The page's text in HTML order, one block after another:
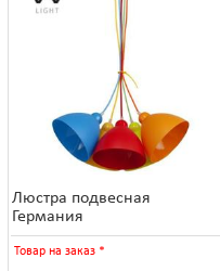
Люстра подвесная
Германия
Товар на заказ *